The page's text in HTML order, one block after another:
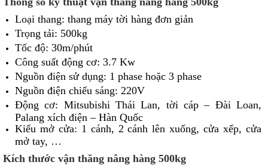
Loại thang: thang máy tời hàng đơn giản
Trọng tải: 500kg
Tốc độ: 30m/phút
Công suất động cơ: 3.7 Kw
Nguồn điện sử dụng: 1 phase hoặc 3 phase
Nguồn điện chiếu sáng: 220V
Động cơ: Mitsubishi Thái Lan, tời cáp – Đài Loan,
Palang xích điện – Hàn Quốc
Kiểu mở cửa: 1 cánh, 2 cánh lên xuống, cửa xếp, cửa
mở tay, …
Kích thước vận thăng nâng hàng 500kg